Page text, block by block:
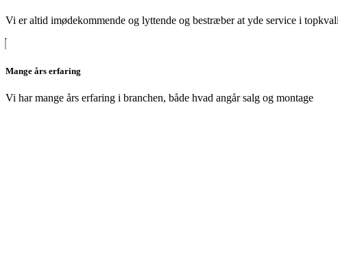
Vi er altid imødekommende og lyttende og bestræber at yde service i
Mange års erfaring
Vi har mange års erfaring i branchen, både hvad angår salg og montage